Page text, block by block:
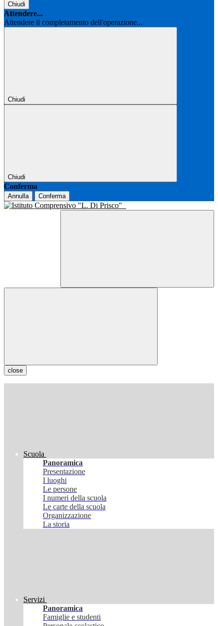
Chiudi
Attendere...
Attendere il completamento dell'operazione...
Chiudi
Chiudi
Conferma
Annulla Conferma
close
Scuola
Panoramica
Presentazione
I luoghi
Le persone
I numeri della scuola
Le carte della scuola
Organizzazione
La storia
Servizi
Panoramica
Famiglie e studenti